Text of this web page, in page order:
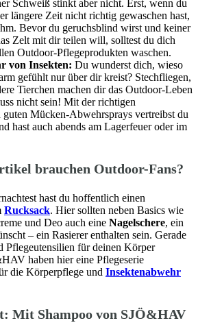
Schweiß stinkt aber nicht. Erst, wenn du
längere Zeit nicht richtig gewaschen hast,
Bevor du geruchsblind wirst und keiner
Zelt mit dir teilen will, solltest du dich
Outdoor-Pflegeprodukten waschen.
von Insekten: Du wunderst dich, wieso
gefühlt nur über dir kreist? Stechfliegen,
Tierchen machen dir das Outdoor-Leben
nicht sein! Mit der richtigen
Mücken-Abwehrsprays vertreibst du
hast auch abends am Lagerfeuer oder im
brauchen Outdoor-Fans?
hast du hoffentlich einen
Rucksack. Hier sollten neben Basics wie
und Deo auch eine Nagelschere, ein
– ein Rasierer enthalten sein. Gerade
Pflegeutensilien für deinen Körper
haben hier eine Pflegeserie
die Körperpflege und Insektenabwehr
Mit Shampoo von SJÖ&HAV